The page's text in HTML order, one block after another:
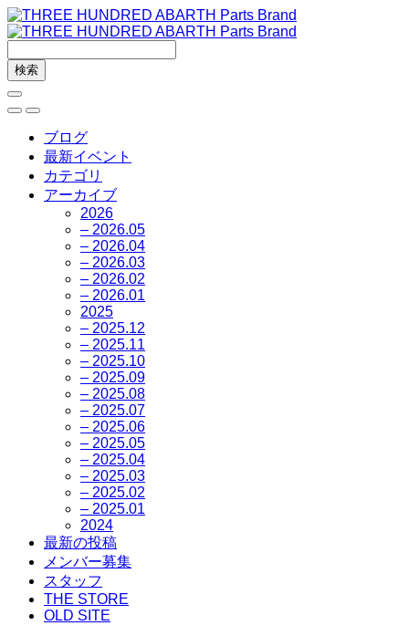
ブログ
最新イベント
カテゴリ
アーカイブ
2026
– 2026.05
– 2026.04
– 2026.03
– 2026.02
– 2026.01
2025
– 2025.12
– 2025.11
– 2025.10
– 2025.09
– 2025.08
– 2025.07
– 2025.06
– 2025.05
– 2025.04
– 2025.03
– 2025.02
– 2025.01
2024
最新の投稿
メンバー募集
スタッフ
THE STORE
OLD SITE